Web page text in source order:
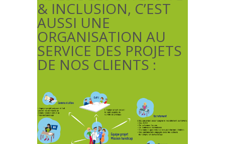
& INCLUSION, C’EST
AUSSI UNE
ORGANISATION AU
SERVICE DES PROJETS
DE NOS CLIENTS :